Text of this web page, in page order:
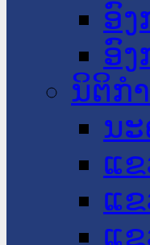
ອົ
ອົ
ນິຕິກໍ
ນ
ແ
ແຂ
ແຂ